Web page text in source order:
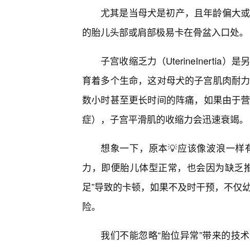
尤其是当母犬是初产，且年龄偏大
的胎儿头部或肩部极易卡在骨盆入口处。
子宫收缩乏力（UterineInertia）是
育着多个生命，这对母犬的子宫肌肉耐
数小时甚至更长时间的阵痛，如果由
症），子宫平滑肌的收缩力会迅速衰竭。
想象一下，原本💡应该像波浪一
力，即便胎儿体型正常，也会因为缺乏
足”导致的卡顿，如果不及时干预，不
险。
我们不能忽略“胎位异常”带来的技